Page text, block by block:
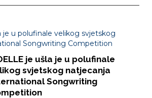
je ušla je u polufinale
svjetskog natjecanja
Songwriting